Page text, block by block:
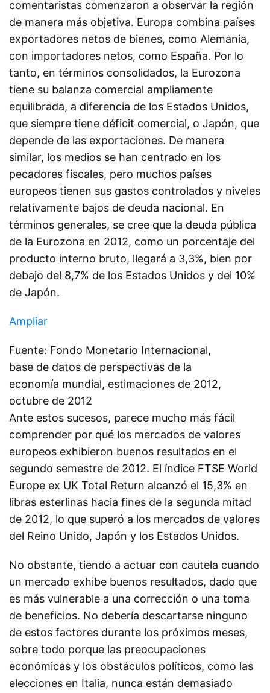
comentaristas comenzaron a observar la región
de manera más objetiva. Europa combina países
exportadores netos de bienes, como Alemania,
con importadores netos, como España. Por lo
tanto, en términos consolidados, la Eurozona
tiene su balanza comercial ampliamente
equilibrada, a diferencia de los Estados Unidos,
que siempre tiene déficit comercial, o Japón, que
depende de las exportaciones. De manera
similar, los medios se han centrado en los
pecadores fiscales, pero muchos países
europeos tienen sus gastos controlados y niveles
relativamente bajos de deuda nacional. En
términos generales, se cree que la deuda pública
de la Eurozona en 2012, como un porcentaje del
producto interno bruto, llegará a 3,3%, bien por
debajo del 8,7% de los Estados Unidos y del 10%
de Japón.
Ampliar
Fuente: Fondo Monetario Internacional,
base de datos de perspectivas de la
economía mundial, estimaciones de 2012,
octubre de 2012
Ante estos sucesos, parece mucho más fácil
comprender por qué los mercados de valores
europeos exhibieron buenos resultados en el
segundo semestre de 2012. El índice FTSE World
Europe ex UK Total Return alcanzó el 15,3% en
libras esterlinas hacia fines de la segunda mitad
de 2012, lo que superó a los mercados de valores
del Reino Unido, Japón y los Estados Unidos.
No obstante, tiendo a actuar con cautela cuando
un mercado exhibe buenos resultados, dado que
es más vulnerable a una corrección o una toma
de beneficios. No debería descartarse ninguno
de estos factores durante los próximos meses,
sobre todo porque las preocupaciones
económicas y los obstáculos políticos, como las
elecciones en Italia, nunca están demasiado